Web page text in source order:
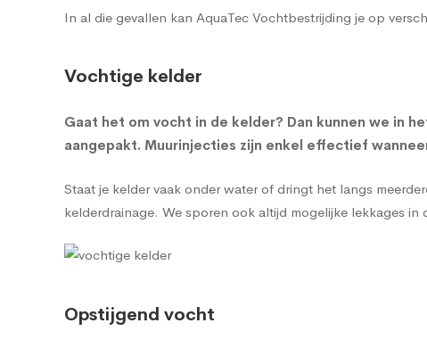
In al die gevallen kan AquaTec Vochtbestrijding je op
Vochtige kelder
Gaat het om vocht in de kelder? Dan kunnen we in
aangepakt. Muurinjecties zijn enkel effectief
Staat je kelder vaak onder water of dringt het langs
kelderdrainage. We sporen ook altijd mogelijke lekkages in
Opstijgend vocht